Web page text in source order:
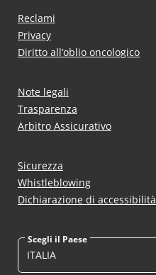
Reclami
Privacy
Diritto all’oblio oncologico
Note legali
Trasparenza
Arbitro Assicurativo
Sicurezza
Whistleblowing
Dichiarazione di accessibilità
Scegli il Paese
ITALIA